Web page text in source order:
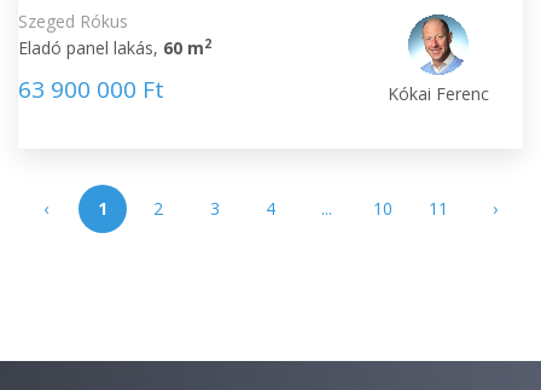
Szeged Rókus
Eladó panel lakás, 60 m2
63 900 000 Ft Kókai Ferenc
‹ 1 2 3 4 ... 10 11 ›